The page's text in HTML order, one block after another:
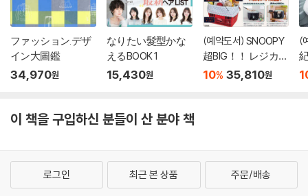
ファッション.デザ
イン大圖鑑
34,970원
なりたい髮型かな
えるBOOK 1
15,430원
(예약도서) SNOOPY
超BIG！！ レジカゴ
サイズのト?トバッ
10% 35,810원
(
이 책을 구입하신 분들이 산 분야 책
로그인 최근 본 상품 주문/배송